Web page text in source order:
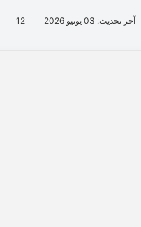
آخر تحديث: 03 يونيو 2026 12